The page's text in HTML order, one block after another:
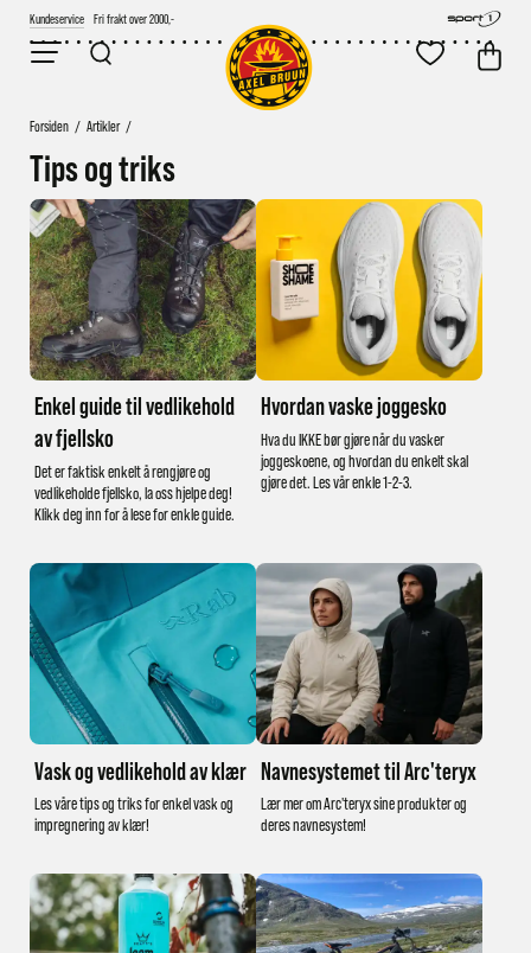
Kundeservice Fri frakt over 2000,-
Forsiden / Artikler /
Tips og triks
Enkel guide til vedlikehold
av fjellsko
Det er faktisk enkelt å rengjøre og
vedlikeholde fjellsko, la oss hjelpe deg!
Klikk deg inn for å lese for enkle guide.
Hvordan vaske joggesko
Hva du IKKE bør gjøre når du vasker
joggeskoene, og hvordan du enkelt skal
gjøre det. Les vår enkle 1-2-3.
Vask og vedlikehold av klær
Les våre tips og triks for enkel vask og
impregnering av klær!
Navnesystemet til Arc'teryx
Lær mer om Arc'teryx sine produkter og
deres navnesystem!